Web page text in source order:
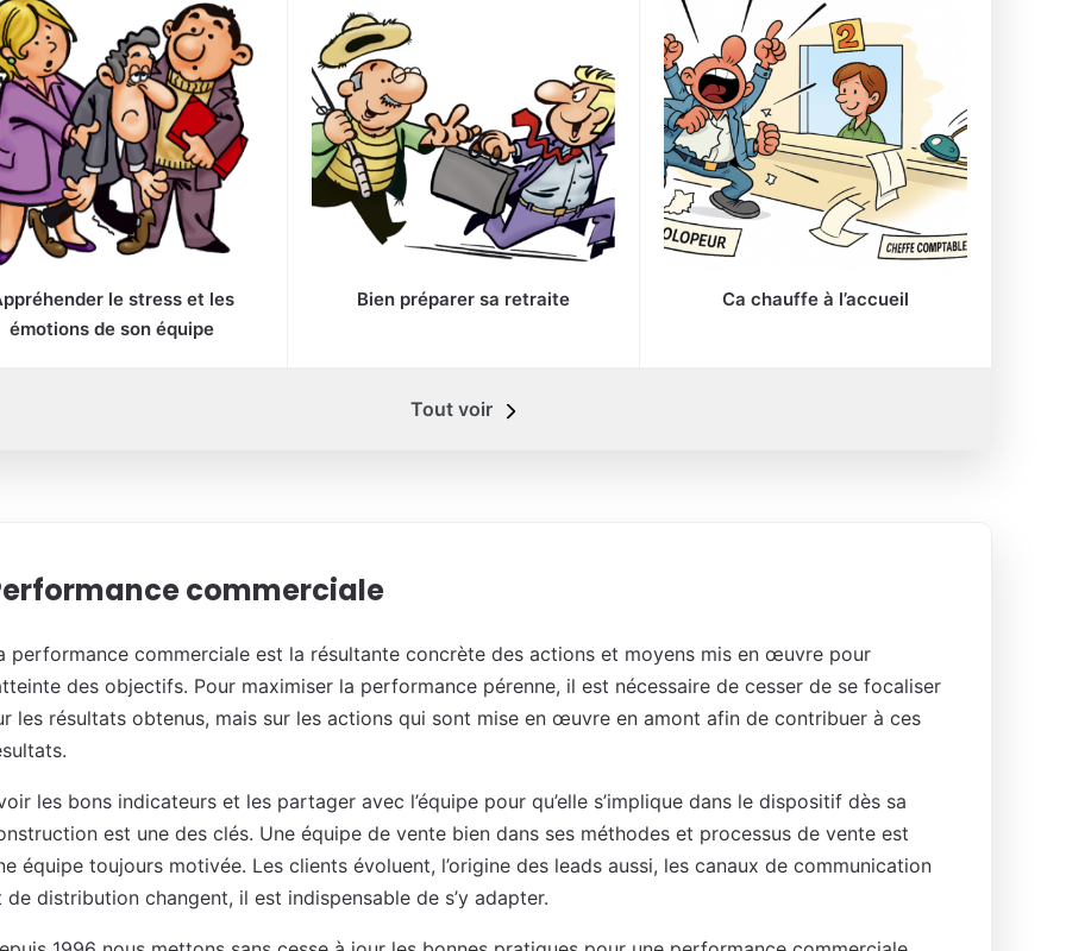
le stress et les
émotions de son équipe
Bien préparer sa retraite Ca chauffe à l’accueil
Tout voir
commerciale
performance commerciale est la résultante concrète des actions et moyens mis en œuvre pour
des objectifs. Pour maximiser la performance pérenne, il est nécessaire de cesser de se focaliser
les résultats obtenus, mais sur les actions qui sont mise en œuvre en amont afin de contribuer à ces
les bons indicateurs et les partager avec l’équipe pour qu’elle s’implique dans le dispositif dès sa
est une des clés. Une équipe de vente bien dans ses méthodes et processus de vente est
équipe toujours motivée. Les clients évoluent, l’origine des leads aussi, les canaux de communication
de distribution changent, il est indispensable de s’y adapter.